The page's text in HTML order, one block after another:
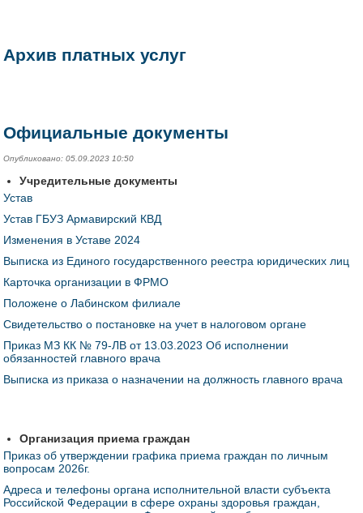
Архив платных услуг
Официальные документы
Опубликовано: 05.09.2023 10:50
Учредительные документы
Устав
Устав ГБУЗ Армавирский КВД
Изменения в Уставе 2024
Выписка из Единого государственного реестра юридических лиц
Карточка организации в ФРМО
Положене о Лабинском филиале
Свидетельство о постановке на учет в налоговом органе
Приказ МЗ КК № 79-ЛВ от 13.03.2023 Об исполнении
обязанностей главного врача
Выписка из приказа о назначении на должность главного врача
Организация приема граждан
Приказ об утверждении графика приема граждан по личным
вопросам 2026г.
Адреса и телефоны органа исполнительной власти субъекта
Российской Федерации в сфере охраны здоровья граждан,